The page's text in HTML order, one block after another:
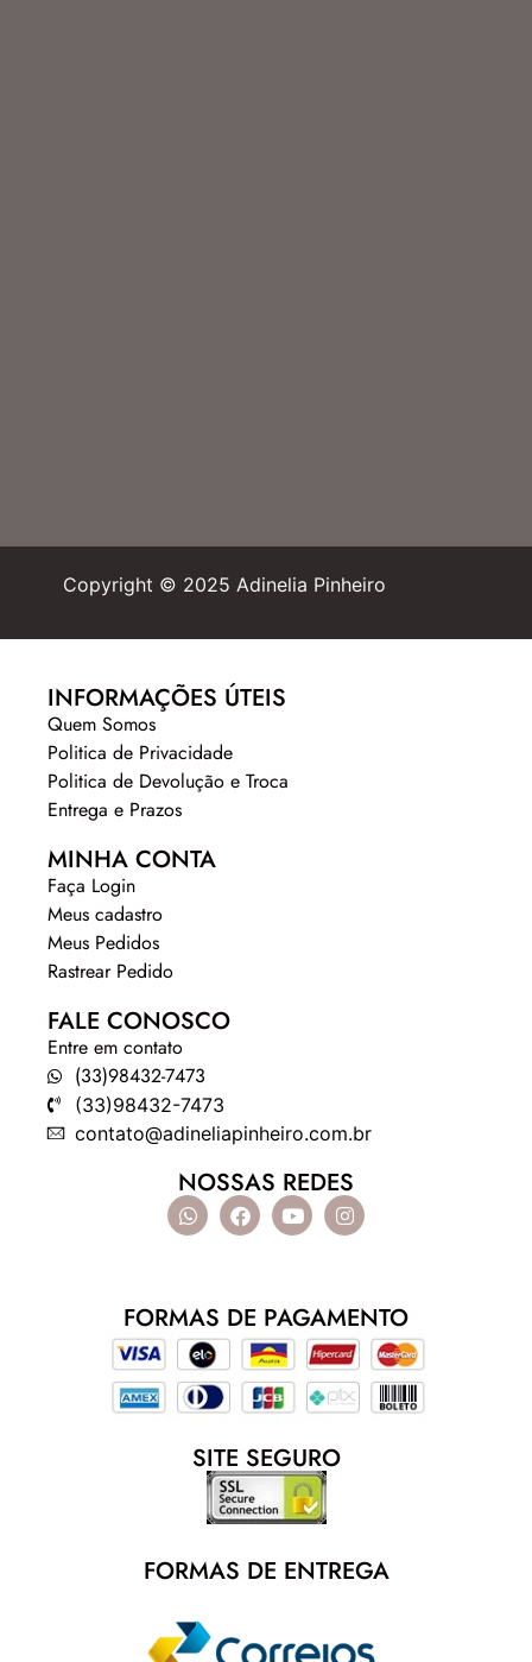
Copyright © 2025 Adinelia Pinheiro
INFORMAÇÕES ÚTEIS
Quem Somos
Politica de Privacidade
Politica de Devolução e Troca
Entrega e Prazos
MINHA CONTA
Faça Login
Meus cadastro
Meus Pedidos
Rastrear Pedido
FALE CONOSCO
Entre em contato
(33)98432-7473
(33)98432-7473
contato@adineliapinheiro.com.br
NOSSAS REDES
FORMAS DE PAGAMENTO
SITE SEGURO
FORMAS DE ENTREGA